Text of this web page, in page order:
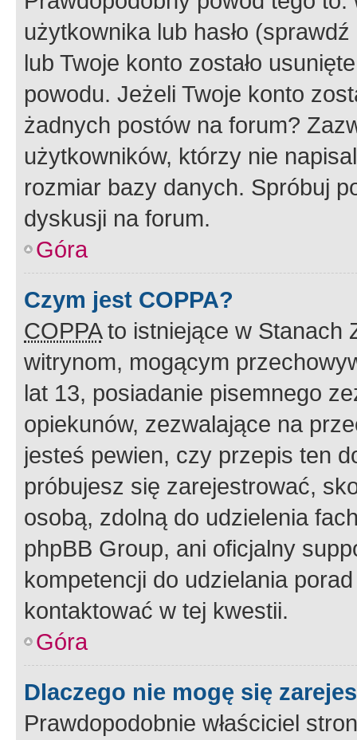
użytkownika lub hasło
lub Twoje konto zostało
powodu. Jeżeli Twoje konto
żadnych postów na forum?
użytkowników, którzy nie
rozmiar bazy danych. Spróbuj
dyskusji na forum.
Góra
Czym jest COPPA?
COPPAto istniejące w Stanach
witrynom, mogącym
lat 13, posiadanie pisemnego
opiekunów, zezwalające na
jesteś pewien, czy przepis ten
próbujesz się zarejestrować,
osobą, zdolną do udzielenia
phpBB Group, ani oficjalny
kompetencji do udzielania
kontaktować w tej kwestii.
Góra
Dlaczego nie mogę się
Prawdopodobnie właściciel